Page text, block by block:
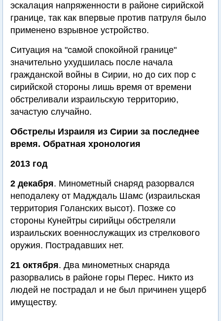
эскалация напряженности в районе сирийской
границе, так как впервые против патруля было
применено взрывное устройство.
Ситуация на "самой спокойной границе"
значительно ухудшилась после начала
гражданской войны в Сирии, но до сих пор с
сирийской стороны лишь время от времени
обстреливали израильскую территорию,
зачастую случайно.
Обстрелы Израиля из Сирии за последнее
время. Обратная хронология
2013 год
2 декабря. Минометный снаряд разорвался
неподалеку от Мадждаль Шамс (израильская
территория Голанских высот). Позже со
стороны Кунейтры сирийцы обстреляли
израильских военнослужащих из стрелкового
оружия. Пострадавших нет.
21 октября. Два минометных снаряда
разорвались в районе горы Перес. Никто из
людей не пострадал и не был причинен ущерб
имуществу.